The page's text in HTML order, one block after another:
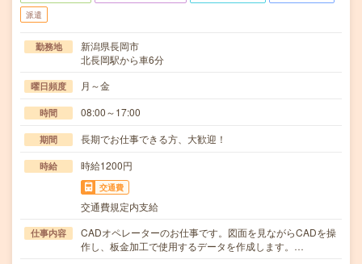
派遣
勤務地
新潟県長岡市
北長岡駅から車6分
曜日頻度 月～金
時間 08:00～17:00
期間 長期でお仕事できる方、大歓迎！
時給 時給1200円
交通費
交通費規定内支給
仕事内容
CADオペレーターのお仕事です。図面を見ながらCADを操
作し、板金加工で使用するデータを作成します。…